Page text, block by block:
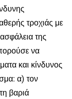
τροχιάς με
της
να
και κίνδυνος
α) τον
βαριά